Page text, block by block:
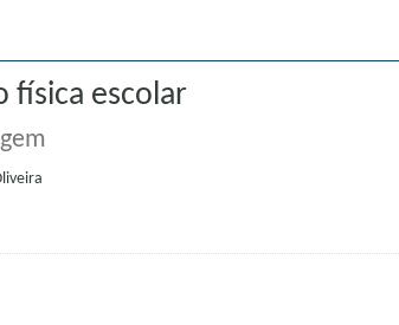
física escolar